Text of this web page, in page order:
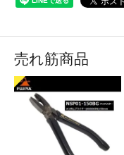
売れ筋商品